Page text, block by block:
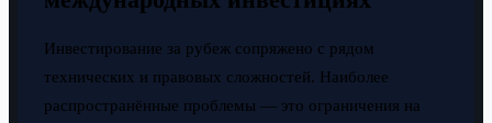
Инвестирование за рубеж сопряжено с рядом
технических и правовых сложностей. Наиболее
распространённые проблемы — это ограничения на